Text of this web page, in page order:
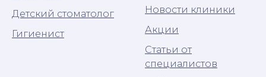
Детский стоматолог
Гигиенист
Новости клиники
Акции
Статьи от
специалистов